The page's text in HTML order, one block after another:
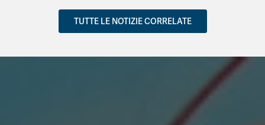
TUTTE LE NOTIZIE CORRELATE